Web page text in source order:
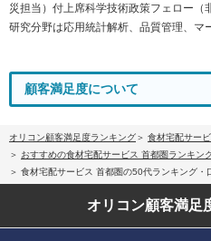
災担当）付上席科学技術政策フェロー（
研究分野は応用統計解析、品質管理、マ
顧客満足度について
オリコン顧客満足度ランキング
食材宅配サー
おすすめの食材宅配サービス 首都圏ランキン
食材宅配サービス 首都圏の50代ランキング・
オリコン顧客満足